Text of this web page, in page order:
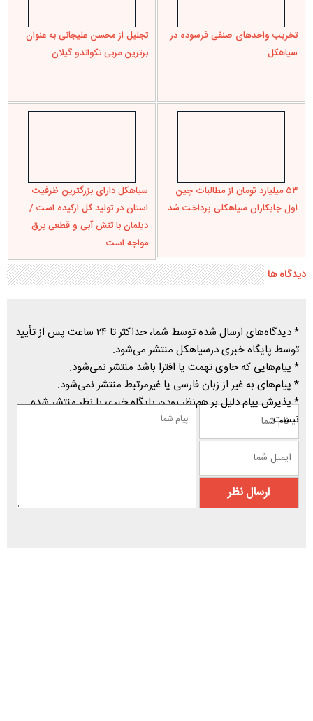
تخریب واحدهای صنفی فرسوده در
سیاهکل
تجلیل از محسن علیجانی به عنوان
برترین مربی تکواندو گیلان
۵۳ میلیارد تومان از مطالبات چین
اول چایکاران سیاهکلی پرداخت شد
سیاهکل دارای بزرگترین ظرفیت
استان در تولید گل ارکیده است /
دیلمان با تنش آبی و قطعی برق
مواجه است
دیدگاه ها
* دیدگاه‌های ارسال شده توسط شما، حداکثر تا ۲۴ ساعت پس از تأیید
توسط پایگاه خبری درسیاهکل منتشر می‌شود.
* پیام‌هایی که حاوی تهمت یا افترا باشد منتشر نمی‌شود.
* پیام‌های به غیر از زبان فارسی یا غیرمرتبط منتشر نمی‌شود.
* پذیرش پیام دلیل بر هم‌نظر بودن پایگاه خبری با نظر منتشر شده
نیست.